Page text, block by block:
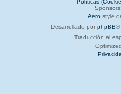
Sponsors:
Aero style
Desarrollado por phpBB®
Traducción al